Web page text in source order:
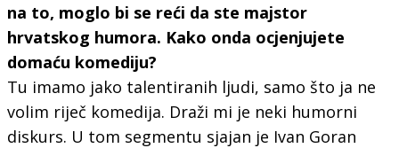
na to, moglo bi se reći da ste majstor
hrvatskog humora. Kako onda ocjenjujete
domaću komediju?
Tu imamo jako talentiranih ljudi, samo što ja ne
volim riječ komedija. Draži mi je neki humorni
diskurs. U tom segmentu sjajan je Ivan Goran